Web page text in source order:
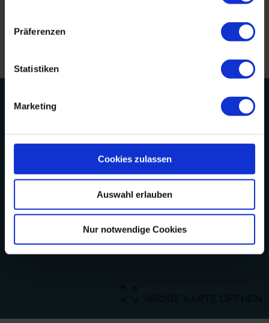
Präferenzen
Statistiken
Marketing
Cookies zulassen
Auswahl erlauben
Nur notwendige Cookies
Veranstaltungsort &
Kontakt
ÖÖMRANG HÜS
Waaswai 1
25946 Nebel